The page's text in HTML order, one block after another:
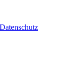
Datenschutz